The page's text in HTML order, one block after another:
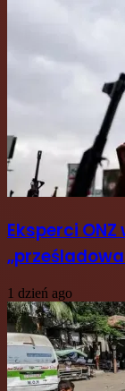
Eksperci
1 dzień ago